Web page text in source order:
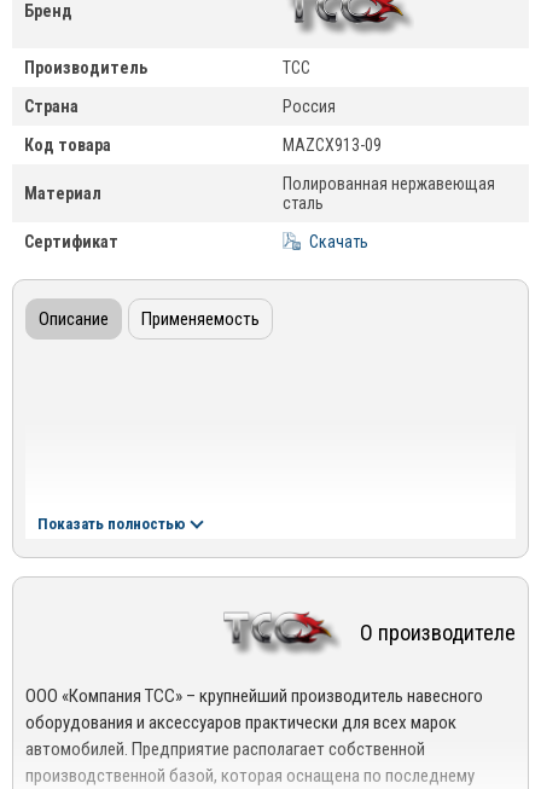
Бренд
Производитель
ТСС
Страна
Россия
Код товара
MAZCX913-09
Материал
Полированная нержавеющая
сталь
Сертификат
Скачать
Описание Применяемость
Показать полностью
О производителе
ООО «Компания ТСС» – крупнейший производитель навесного
оборудования и аксессуаров практически для всех марок
автомобилей. Предприятие располагает собственной
производственной базой, которая оснащена по последнему